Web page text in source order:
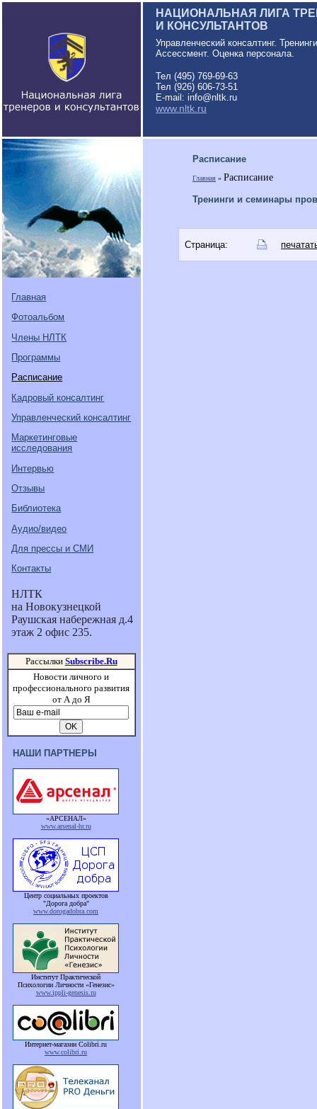
НАЦИОНАЛЬНАЯ ЛИГА
И КОНСУЛЬТАНТОВ
Управленческий консалтинг.
Ассессмент. Оценка персонала.
Тел (495) 769-69-63
Тел (926) 606-73-51
E-mail: info@nltk.ru
www.nltk.ru
Главная
Фотоальбом
Члены НЛТК
Программы
Расписание
Кадровый консалтинг
Управленческий консалтинг
Маркетинговые
исследования
Интервью
Отзывы
Библиотека
Аудио/видео
Для прессы и СМИ
Контакты
НЛТК
на Новокузнецкой
Раушская набережная д.4
этаж 2 офис 235.
Рассылки Subscribe.Ru
Новости личного и
профессионального развития
от А до Я
НАШИ ПАРТНЕРЫ
«АРСЕНАЛ»
www.arsenal-hr.ru
Центр социальных проектов
"Дорога добра"
www.dorogadobra.com
Институт Практической
Психологии Личности «Генезис»
www.ippli-genesis.ru
Интернет-магазин Colibri.ru
www.colibri.ru
Расписание
Главная » Расписание
Тренинги и семинары
Страница: